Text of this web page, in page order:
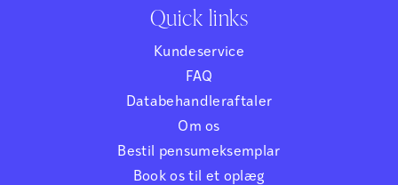
Quick links
Kundeservice
FAQ
Databehandleraftaler
Om os
Bestil pensumeksemplar
Book os til et oplæg